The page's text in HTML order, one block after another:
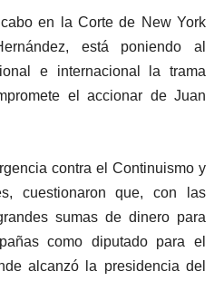
en la Corte de New York
está poniendo al
e internacional la trama
el accionar de Juan
contra el Continuismo y
cuestionaron que, con las
sumas de dinero para
como diputado para el
alcanzó la presidencia del